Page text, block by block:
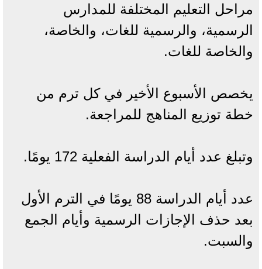
مراحل التعليم المختلفة للمدارس
الرسمية، والرسمية للغات، والخاصة،
والخاصة للغات.
يخصص الأسبوع الأخير في كل ترم من
خطة توزيع المناهج للمراجعة.
وتبلغ عدد أيام الدراسة الفعلية 172 يومًا.
عدد أيام الدراسة 88 يومًا في الترم الأول
بعد حذف الإجازات الرسمية وأيام الجمع
والسبت.